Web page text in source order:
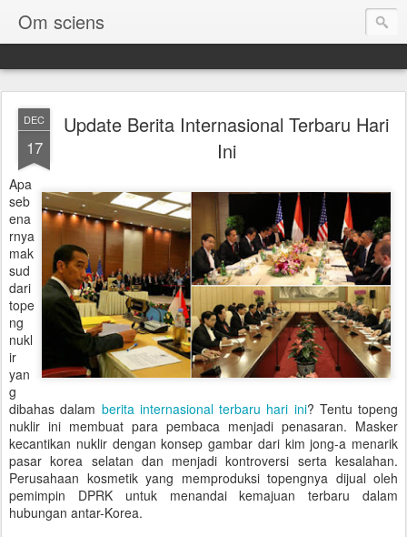
Om sciens
DEC
17
Update Berita Internasional Terbaru Hari
Ini
Apa
seb
ena
rnya
mak
sud
dari
tope
ng
nukl
ir
yan
g
dibahas dalam berita internasional terbaru hari ini? Tentu topeng
nuklir ini membuat para pembaca menjadi penasaran. Masker
kecantikan nuklir dengan konsep gambar dari kim jong-a menarik
pasar korea selatan dan menjadi kontroversi serta kesalahan.
Perusahaan kosmetik yang memproduksi topengnya dijual oleh
pemimpin DPRK untuk menandai kemajuan terbaru dalam
hubungan antar-Korea.